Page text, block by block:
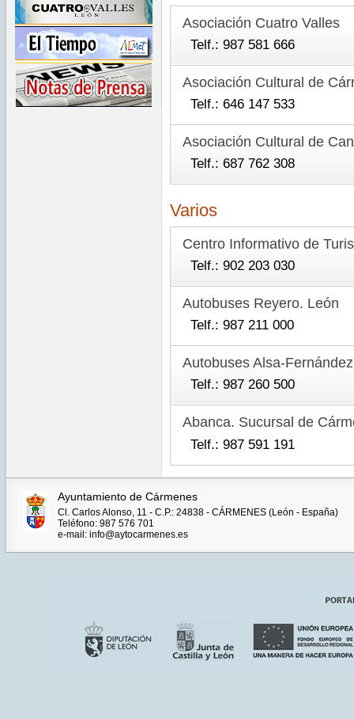
Asociación Cuatro Valles
Telf.: 987 581 666
Asociación Cultural de
Telf.: 646 147 533
Asociación Cultural de
Telf.: 687 762 308
Varios
Centro Informativo de
Telf.: 902 203 030
Autobuses Reyero. León
Telf.: 987 211 000
Autobuses Alsa-
Telf.: 987 260 500
Abanca. Sucursal de
Telf.: 987 591 191
Ayuntamiento de Cármenes
Cl. Carlos Alonso, 11 - C.P.: 24838 - CÁRMENES (León - España)
Teléfono: 987 576 701
e-mail: info@aytocarmenes.es